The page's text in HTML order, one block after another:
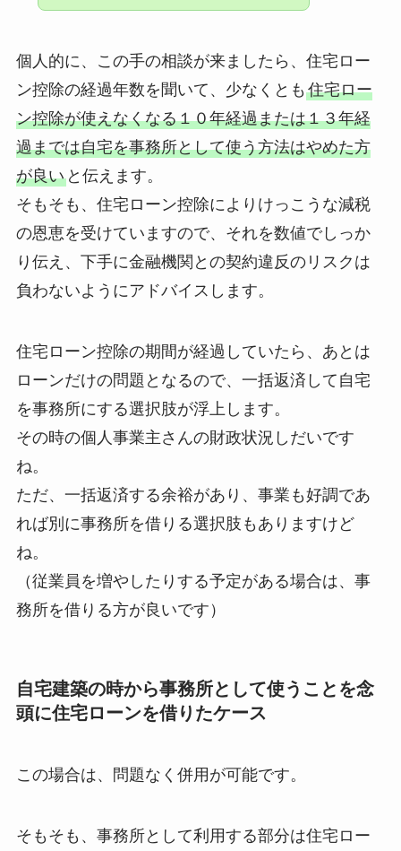
個人的に、この手の相談が来ましたら、住宅ロー
ン控除の経過年数を聞いて、少なくとも 住宅ロー
ン控除が使えなくなる１０年経過または１３年経
過までは自宅を事務所として使う方法はやめた方
が良いと伝えます。
そもそも、住宅ローン控除によりけっこうな減税
の恩恵を受けていますので、それを数値でしっか
り伝え、下手に金融機関との契約違反のリスクは
負わないようにアドバイスします。
住宅ローン控除の期間が経過していたら、あとは
ローンだけの問題となるので、一括返済して自宅
を事務所にする選択肢が浮上します。
その時の個人事業主さんの財政状況しだいです
ね。
ただ、一括返済する余裕があり、事業も好調であ
れば別に事務所を借りる選択肢もありますけど
ね。
（従業員を増やしたりする予定がある場合は、事
務所を借りる方が良いです）
自宅建築の時から事務所として使うことを念
頭に住宅ローンを借りたケース
この場合は、問題なく併用が可能です。
そもそも、事務所として利用する部分は住宅ロー